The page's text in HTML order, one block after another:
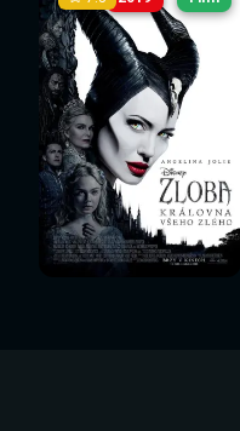
Sledovat
nyní
Sledovat nyní